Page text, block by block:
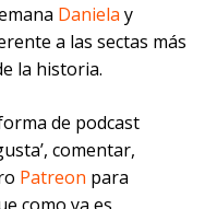
Daniela y
a las sectas más
la historia.
de podcast
comentar,
Patreon para